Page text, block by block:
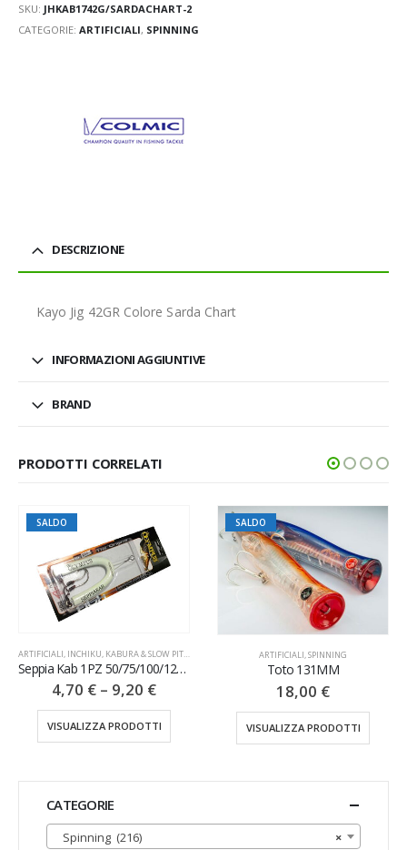
SKU: JHKAB1742G/SARDACHART-2
CATEGORIE: ARTIFICIALI, SPINNING
DESCRIZIONE
Kayo Jig 42GR Colore Sarda Chart
INFORMAZIONI AGGIUNTIVE
BRAND
PRODOTTI CORRELATI
SALDO
ARTIFICIALI,SPINNING
Toto 131MM
18,00€
VISUALIZZA PRODOTTI
SALDO
ARTIFICIALI,POLPARE
Octo Catcher Small 1PZ 90GR
9,50 €
VISUALIZZA PRODOTTI
CATEGORIE
×
Spinning (216)